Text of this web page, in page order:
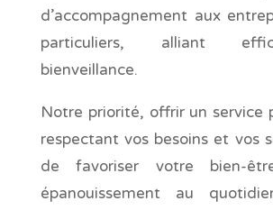
d’accompagnement aux
particuliers, alliant
bienveillance.
Notre priorité, offrir un service
respectant vos besoins et vos
de favoriser votre bien-
épanouissement au